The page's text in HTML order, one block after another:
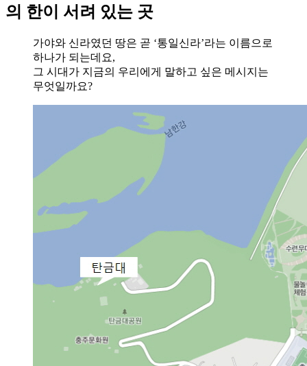
의 한이 서려 있는 곳
가야와 신라였던 땅은 곧 ‘통일신라’라는 이름으로
하나가 되는데요,
그 시대가 지금의 우리에게 말하고 싶은 메시지는
무엇일까요?